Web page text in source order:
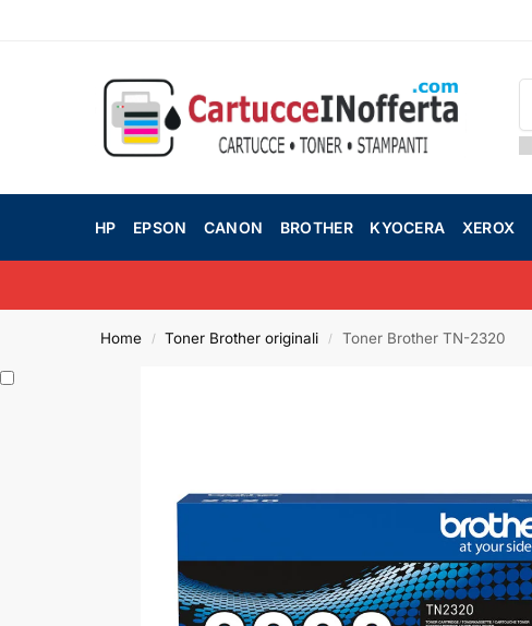
HP EPSON CANON BROTHER KYOCERA XEROX
Home / Toner Brother originali / Toner Brother TN-2320